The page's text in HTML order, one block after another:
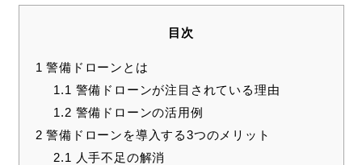
目次
1 警備ドローンとは
1.1 警備ドローンが注目されている理由
1.2 警備ドローンの活用例
2 警備ドローンを導入する3つのメリット
2.1 人手不足の解消